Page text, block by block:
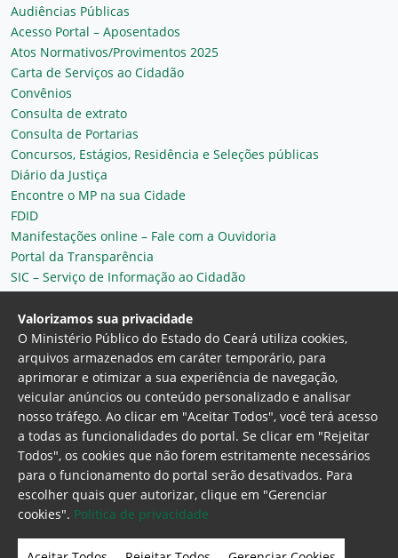
Audiências Públicas
Acesso Portal – Aposentados
Atos Normativos/Provimentos 2025
Carta de Serviços ao Cidadão
Convênios
Consulta de extrato
Consulta de Portarias
Concursos, Estágios, Residência e Seleções públicas
Diário da Justiça
Encontre o MP na sua Cidade
FDID
Manifestações online – Fale com a Ouvidoria
Portal da Transparência
SIC – Serviço de Informação ao Cidadão
Plantão MP do Ceará
Secretaria Geral
Ministério Público do Estado do Ceará
Procuradoria Geral de Justiça Av. Gen. Afonso
Albuquerque Lima, 130 - Cambeba - CEP:
60.822-325 - Fortaleza, Ceará. Brasil
Valorizamos sua privacidade
O Ministério Público do Estado do Ceará utiliza cookies,
arquivos armazenados em caráter temporário, para
aprimorar e otimizar a sua experiência de navegação,
veicular anúncios ou conteúdo personalizado e analisar
nosso tráfego. Ao clicar em "Aceitar Todos", você terá acesso
a todas as funcionalidades do portal. Se clicar em "Rejeitar
Todos", os cookies que não forem estritamente necessários
para o funcionamento do portal serão desativados. Para
escolher quais quer autorizar, clique em "Gerenciar
cookies". Politica de privacidade